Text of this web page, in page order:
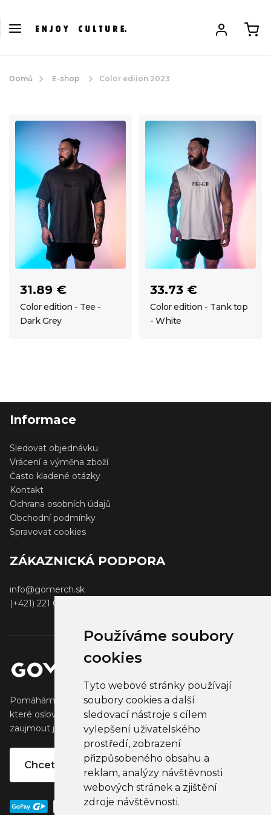
Používáme soubory
cookies
Tyto webové stránky používají
soubory cookies a další
sledovací nástroje s cílem
vylepšení uživatelského
prostředí, zobrazení
přizpůsobeného obsahu a
reklam, analýzy návštěvnosti
webových stránek a zjištění
zdroje návštěvnosti.
Domů E-shop Color ediion 2023
31.89 €
Color edition - Tee -
Dark Grey
33.73 €
Color edition - Tank top
- White
Informace
Sledovat objednávku
Vrácení a výměna zboží
Často kladené otázky
Kontakt
Ochrana osobních údajů
Obchodní podmínky
Spravovat cookies
ZÁKAZNICKÁ PODPORA
info@gomerch.sk
(+421) 221 001 000
Pomáháme tvůrcům vytvářet a prodávat populární zboží,
které oslovuje jejich fanoušky. Pomáháme firmám
zaujmout jejich klienty, partnery a zaměstnance.
Chcete vlastní merchandise?